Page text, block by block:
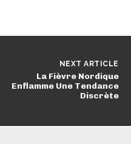
NEXT ARTICLE
La Fièvre Nordique
Enflamme Une Tendance
Discrète